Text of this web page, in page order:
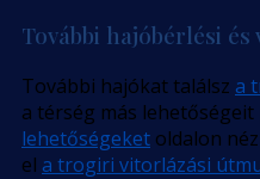
További hajóbérlési
További hajókat találsz a
a térség más lehetőségeit
lehetőségeket oldalon
el a trogiri vitorlázási